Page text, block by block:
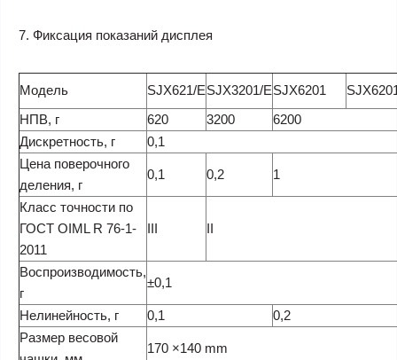
7. Фиксация показаний дисплея
Модель SJX621/ESJX3201/ESJX6201
НПВ, г
620 3200
6200
Дискретность, г
0,1
Цена поверочного
деления, г
0,1 0,2 1
Класс точности по
ГОСТ OIML R 76-1-
2011
III II
Воспроизводимость,
г
±0,1
Нелинейность, г 0,1
0,2
Размер весовой
170 ×140 mm